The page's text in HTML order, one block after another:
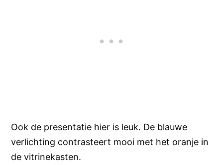
Ook de presentatie hier is leuk. De blauwe
verlichting contrasteert mooi met het oranje in
de vitrinekasten.